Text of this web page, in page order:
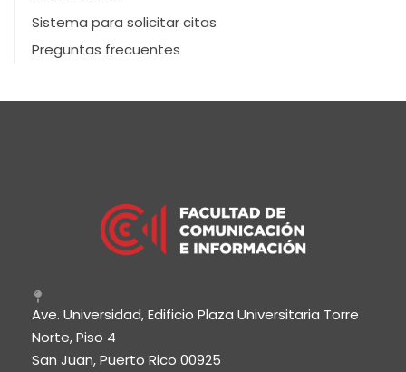
Sistema para solicitar citas
Preguntas frecuentes
Ave. Universidad, Edificio Plaza Universitaria Torre
Norte, Piso 4
San Juan, Puerto Rico 00925